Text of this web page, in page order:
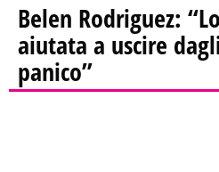
Belen Rodriguez:
aiutata a uscire
panico”